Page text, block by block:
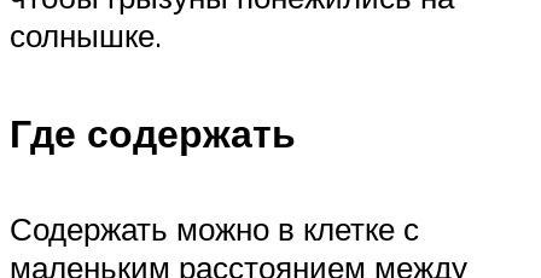
солнышке.
Где содержать
Содержать можно в клетке с
маленьким расстоянием между